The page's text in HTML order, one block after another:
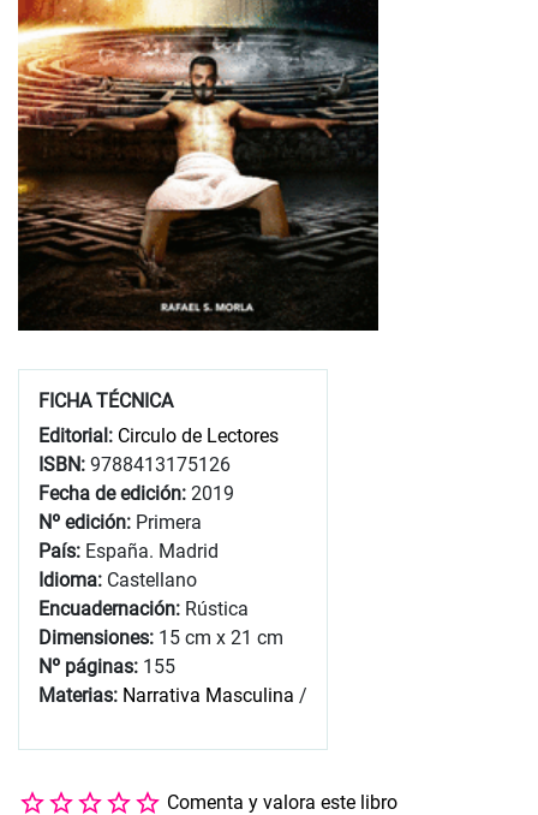
FICHA TÉCNICA
Editorial: Circulo de Lectores
ISBN: 9788413175126
Fecha de edición: 2019
Nº edición: Primera
País: España. Madrid
Idioma: Castellano
Encuadernación: Rústica
Dimensiones: 15 cm x 21 cm
Nº páginas: 155
Materias: Narrativa Masculina /
Comenta y valora este libro